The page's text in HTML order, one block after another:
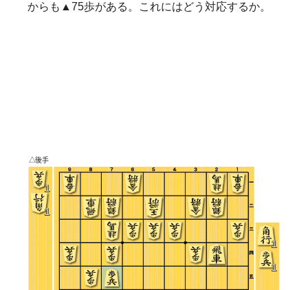
からも▲75歩がある。これにはどう対応するか。